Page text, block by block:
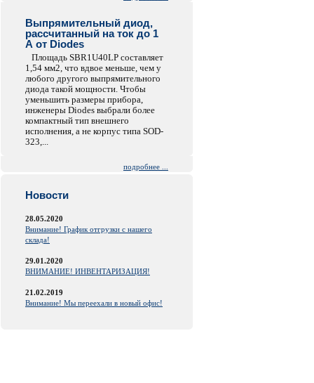
Выпрямительный диод,
рассчитанный на ток до 1
А от Diodes
Площадь SBR1U40LP составляет
1,54 мм2, что вдвое меньше, чем у
любого другого выпрямительного
диода такой мощности. Чтобы
уменьшить размеры прибора,
инженеры Diodes выбрали более
компактный тип внешнего
исполнения, а не корпус типа SOD-
323,...
подробнее ...
Новости
28.05.2020
Внимание! График отгрузки с нашего
склада!
29.01.2020
ВНИМАНИЕ! ИНВЕНТАРИЗАЦИЯ!
21.02.2019
Внимание! Мы переехали в новый офис!